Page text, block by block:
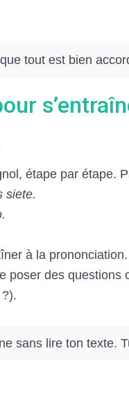
tout est bien
étape par étape.
siete.
à la prononciation.
poser des questions
sans lire ton texte.